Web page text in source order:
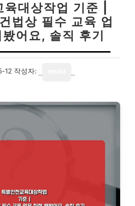
대상작업 기준 |
법상 필수 교육 업
어요, 솔직 후기
12 작성자: